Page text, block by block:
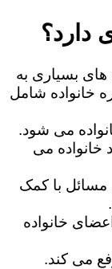
دارد؟
های بسیاری به
خانواده شامل
می شود.
خانواده می
مسائل با کمک
خانواده
می کند.